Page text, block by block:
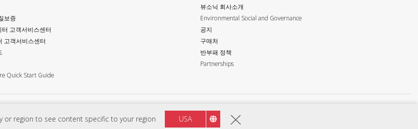
or region to see content specific to your region USA
보증
터 고객서비스센터
고객서비스센터
Quick Start Guide
뷰소닉 회사소개
Environmental Social and Governance
공지
구매처
반부패 정책
Partnerships
그램은 국가별로 다를 수 있습니다. 자세한 내용은 ViewSonic 담당자에게 문의하십시오. Copyright © ViewSonic Corporation 2000-2026. All rights reserved.